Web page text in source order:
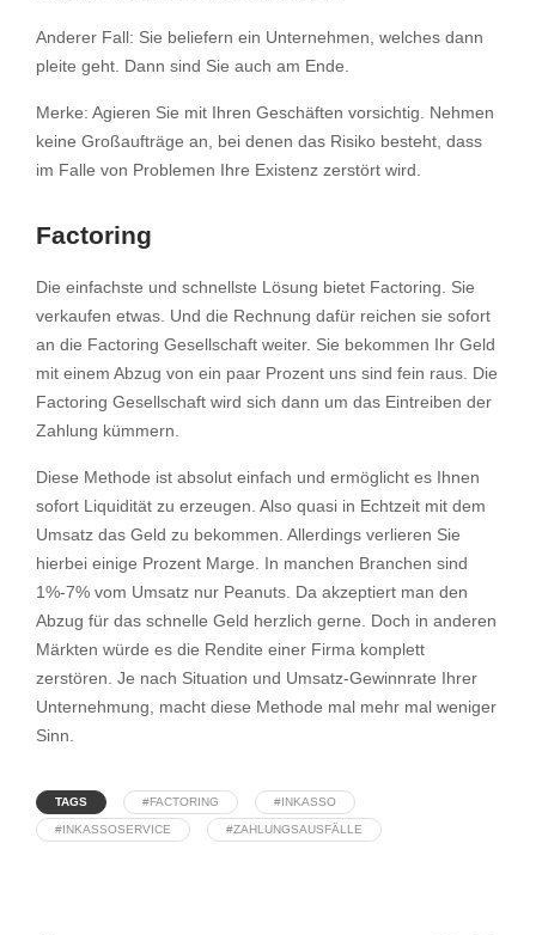
Anderer Fall: Sie beliefern ein Unternehmen, welches dann
pleite geht. Dann sind Sie auch am Ende.
Merke: Agieren Sie mit Ihren Geschäften vorsichtig. Nehmen
keine Großaufträge an, bei denen das Risiko besteht, dass
im Falle von Problemen Ihre Existenz zerstört wird.
Factoring
Die einfachste und schnellste Lösung bietet Factoring. Sie
verkaufen etwas. Und die Rechnung dafür reichen sie sofort
an die Factoring Gesellschaft weiter. Sie bekommen Ihr Geld
mit einem Abzug von ein paar Prozent uns sind fein raus. Die
Factoring Gesellschaft wird sich dann um das Eintreiben der
Zahlung kümmern.
Diese Methode ist absolut einfach und ermöglicht es Ihnen
sofort Liquidität zu erzeugen. Also quasi in Echtzeit mit dem
Umsatz das Geld zu bekommen. Allerdings verlieren Sie
hierbei einige Prozent Marge. In manchen Branchen sind
1%-7% vom Umsatz nur Peanuts. Da akzeptiert man den
Abzug für das schnelle Geld herzlich gerne. Doch in anderen
Märkten würde es die Rendite einer Firma komplett
zerstören. Je nach Situation und Umsatz-Gewinnrate Ihrer
Unternehmung, macht diese Methode mal mehr mal weniger
Sinn.
TAGS #FACTORING #INKASSO
#INKASSOSERVICE #ZAHLUNGSAUSFÄLLE